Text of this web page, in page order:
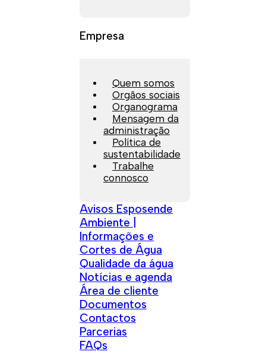
Empresa
Quem somos
Orgãos sociais
Organograma
Mensagem da
administração
Política de
sustentabilidade
Trabalhe
connosco
Avisos Esposende
Ambiente |
Informações e
Cortes de Água
Qualidade da água
Notícias e agenda
Área de cliente
Documentos
Contactos
Parcerias
FAQs